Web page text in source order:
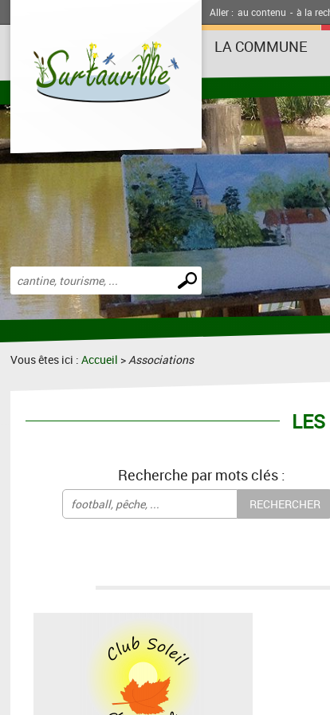
Aller : au contenu - à la
LA COMMUNE
Effectuer
une
recherche
Vous êtes ici :Accueil >Associations
Recherche par mots clés :